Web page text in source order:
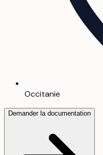
Occitanie
Demander la documentation